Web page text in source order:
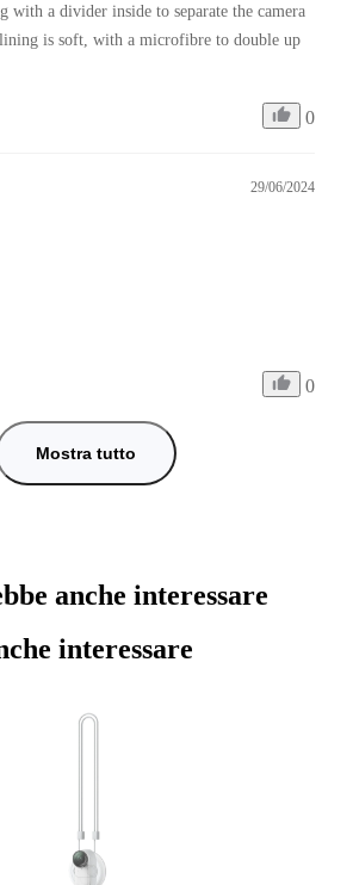
with a divider inside to separate the camera
lining is soft, with a microfibre to double up
0
29/06/2024
0
Mostra tutto
anche interessare
interessare